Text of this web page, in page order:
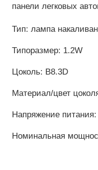
панели легковых
Тип: лампа
Типоразмер: 1.2W
Цоколь: B8.3D
Материал/цвет
Напряжение
Номинальная